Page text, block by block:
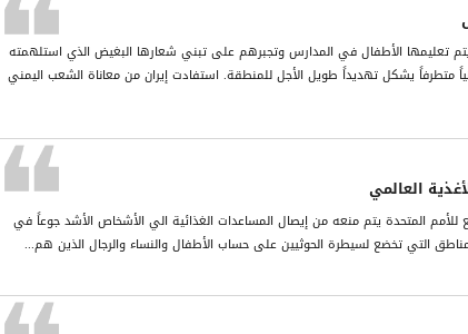
يتم تعليمها الأطفال في المدارس وتجبرهم على تبني شعارها البغيض الذي استلهمته
متطرفاً يشكل تهديداً طويل الأجل للمنطقة. استفادت إيران من معاناة الشعب اليمني
العالمي
للأمم المتحدة يتم منعه من إيصال المساعدات الغذائية الي الأشخاص الأشد جوعاً في
التي تخضع لسيطرة الحوثيين على حساب الأطفال والنساء والرجال الذين هم...